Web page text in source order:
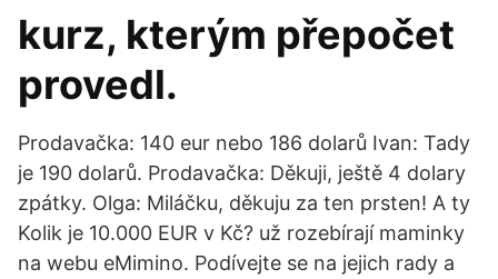
kurz, kterým přepočet
provedl.
Prodavačka: 140 eur nebo 186 dolarů Ivan: Tady
je 190 dolarů. Prodavačka: Děkuji, ještě 4 dolary
zpátky. Olga: Miláčku, děkuju za ten prsten! A ty
Kolik je 10.000 EUR v Kč? už rozebírají maminky
na webu eMimino. Podívejte se na jejich rady a